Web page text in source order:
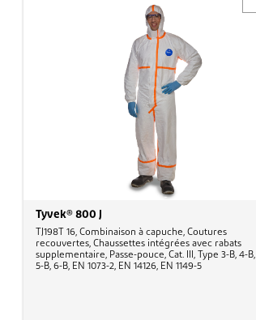
Tyvek® 800 J
TJ198T 16, Combinaison à capuche, Coutures
recouvertes, Chaussettes intégrées avec rabats
supplementaire, Passe-pouce, Cat. III, Type 3-B, 4-B,
5-B, 6-B, EN 1073-2, EN 14126, EN 1149-5